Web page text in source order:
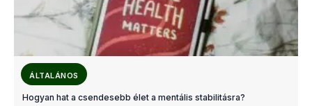
ÁLTALÁNOS
Hogyan hat a csendesebb élet a mentális stabilitásra?